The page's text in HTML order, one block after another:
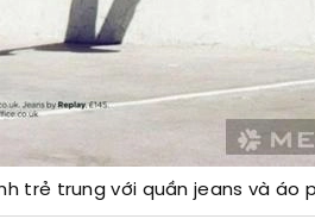
trẻ trung với quần jeans và áo